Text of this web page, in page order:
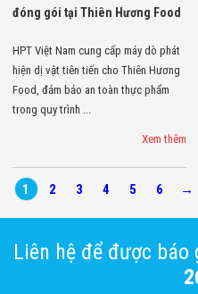
đóng gói tại Thiên Hương Food
HPT Việt Nam cung cấp máy dò phát
hiện dị vật tiên tiến cho Thiên Hương
Food, đảm bảo an toàn thực phẩm
trong quy trình ...
Xem thêm
1 2 3 4 5 6 →
Liên hệ để được